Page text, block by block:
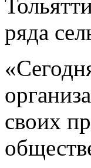
ряда
своих